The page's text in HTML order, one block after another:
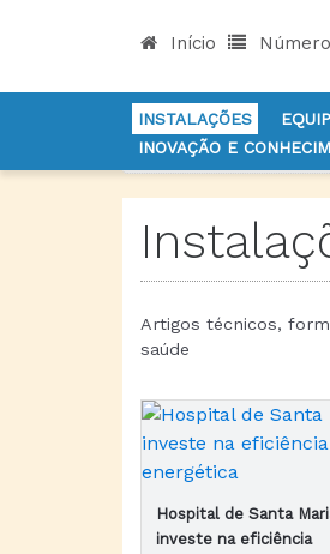
Início
INSTALAÇÕES
INOVAÇÃO E
INÍCIO NOTÍCIAS
Artigos técnicos,
saúde
Hospital de Santa
investe na eficiência